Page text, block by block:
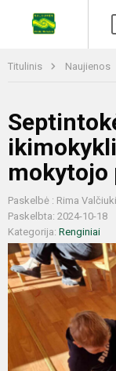
Titulinis Naujienos
mokytojo
Paskelbė : Rima
Paskelbta: 2024-10-18
Kategorija: Renginiai